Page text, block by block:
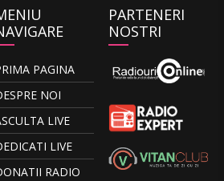
PAGINA
NOI
LIVE
LIVE
RADIO
PARTENERI
NOSTRI